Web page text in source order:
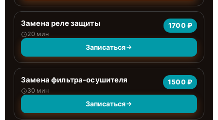
Замена реле защиты
20 мин
1700 ₽
Записаться
Замена фильтра-осушителя
30 мин
1500 ₽
Записаться